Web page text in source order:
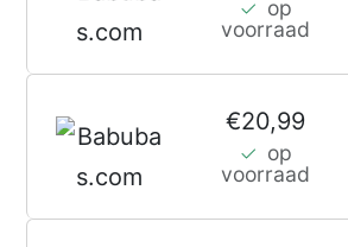
op
voorraad
€20,99
op
voorraad